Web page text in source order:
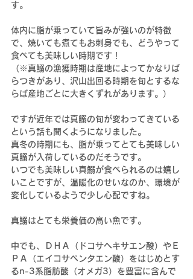
す。
体内に脂が乗っていて旨みが強いのが特徴
で、焼いても煮てもお刺身でも、どうやって
食べても美味しい時期です！
（※真鰯の漁獲時期は産地によってかなりば
らつきがあり、沢山出回る時期を旬とするな
らば産地ごとに大きくずれがあります。）
ですが近年では真鰯の旬が変わってきている
という話も聞くようになりました。
真冬の時期にも、脂が乗ってとても美味しい
真鰯が入荷しているのだそうです。
いつでも美味しい真鰯が食べられるのは嬉し
いことですが、温暖化のせいなのか、環境が
変化しているようで少し心配ですね。
真鰯はとても栄養価の高い魚です。
中でも、ＤＨＡ（ドコサヘキサエン酸）やＥ
ＰＡ（エイコサペンタエン酸）をはじめとす
るn-3系脂肪酸（オメガ3）を豊富に含んで